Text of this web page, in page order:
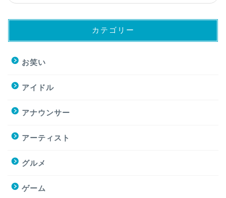
カテゴリー
お笑い
アイドル
アナウンサー
アーティスト
グルメ
ゲーム